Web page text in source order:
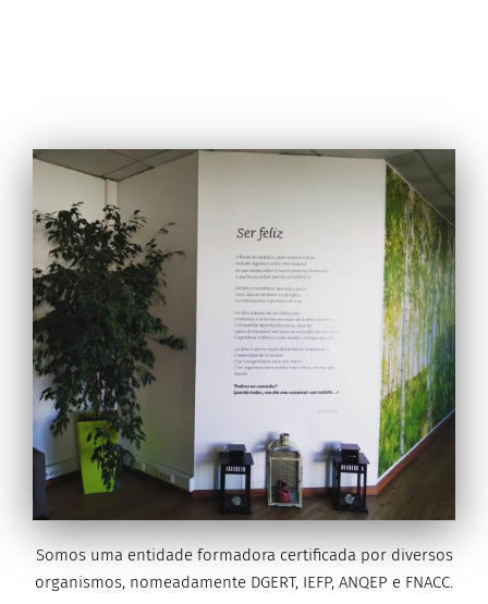
Somos uma entidade formadora certificada por diversos
organismos, nomeadamente DGERT, IEFP, ANQEP e FNACC.